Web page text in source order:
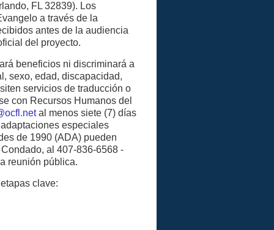
FL 32839). Los
a través de la
antes de la audiencia
del proyecto.
beneficios ni discriminará a
sexo, edad, discapacidad,
servicios de traducción o
con Recursos Humanos del
al menos siete (7) días
especiales
de 1990 (ADA) pueden
al 407-836-6568 -
reunión pública.
clave: